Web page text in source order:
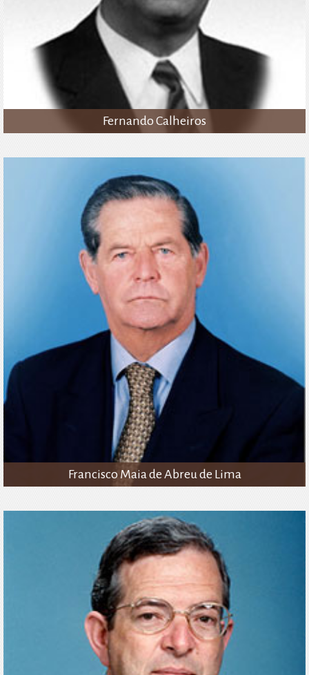
Fernando Calheiros
Francisco Maia de Abreu de Lima